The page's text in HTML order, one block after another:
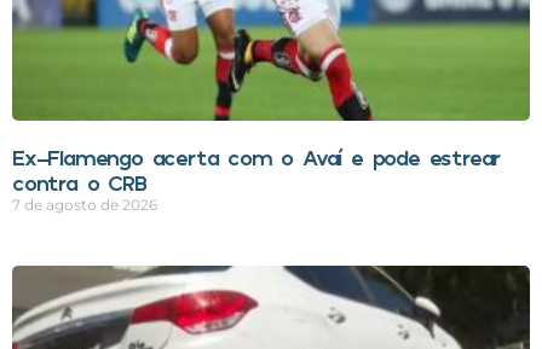
Ex-Flamengo acerta com o Avaí e pode estrear
contra o CRB
7 de agosto de 2026